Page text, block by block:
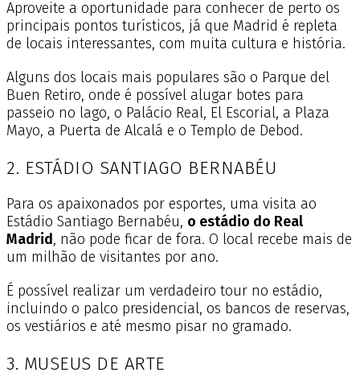
Aproveite a oportunidade para conhecer de perto os
principais pontos turísticos, já que Madrid é repleta
de locais interessantes, com muita cultura e história.
Alguns dos locais mais populares são o Parque del
Buen Retiro, onde é possível alugar botes para
passeio no lago, o Palácio Real, El Escorial, a Plaza
Mayo, a Puerta de Alcalá e o Templo de Debod.
2. ESTÁDIO SANTIAGO BERNABÉU
Para os apaixonados por esportes, uma visita ao
Estádio Santiago Bernabéu, o estádio do Real
Madrid, não pode ficar de fora. O local recebe mais de
um milhão de visitantes por ano.
É possível realizar um verdadeiro tour no estádio,
incluindo o palco presidencial, os bancos de reservas,
os vestiários e até mesmo pisar no gramado.
3. MUSEUS DE ARTE